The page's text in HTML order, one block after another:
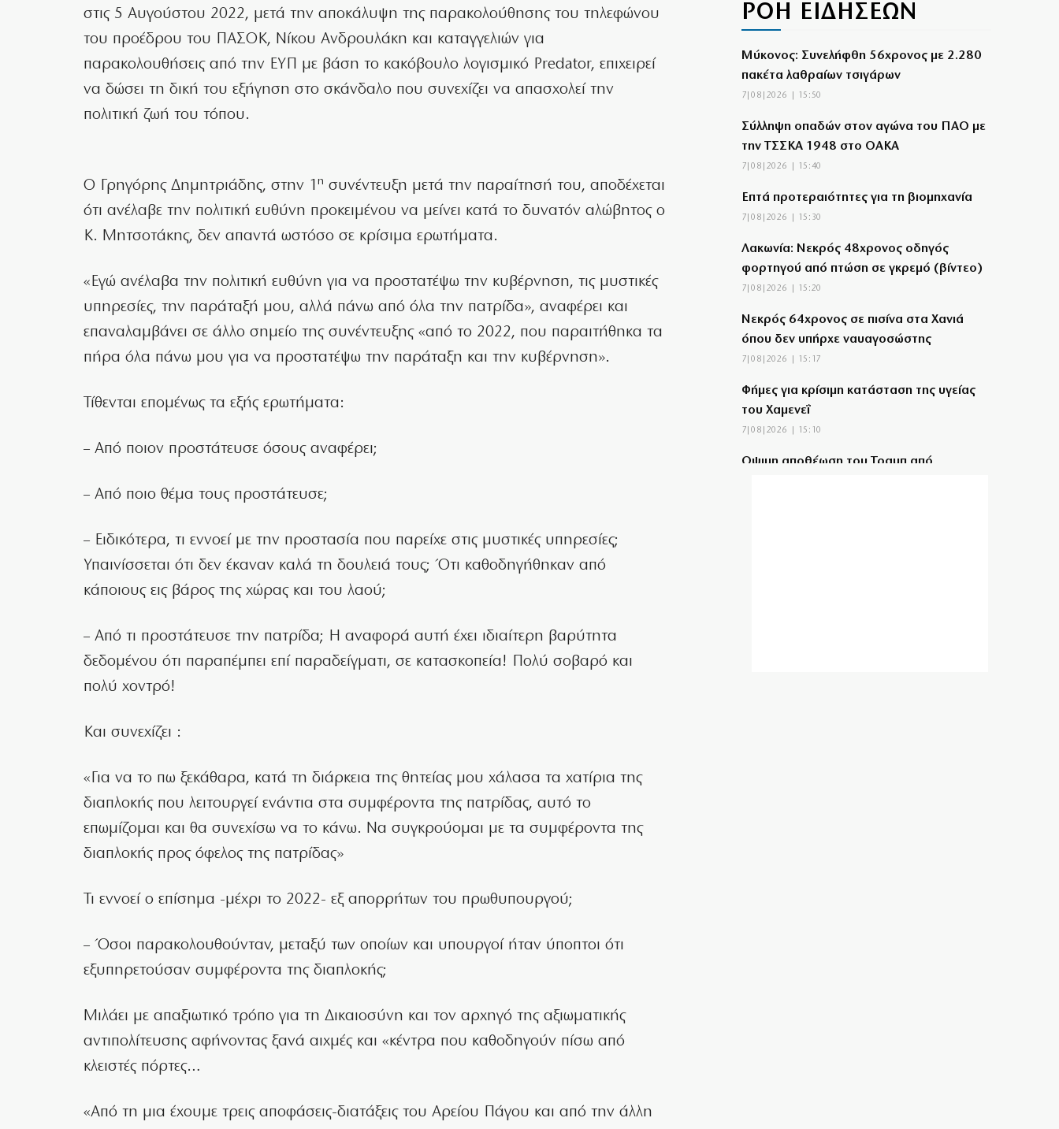
στις 5 Αυγούστου 2022, μετά την αποκάλυψη της παρακολούθησης του τηλεφώνου
του προέδρου του ΠΑΣΟΚ, Νίκου Ανδρουλάκη και καταγγελιών για
παρακολουθήσεις από την ΕΥΠ με βάση το κακόβουλο λογισμικό Predator, επιχειρεί
να δώσει τη δική του εξήγηση στο σκάνδαλο που συνεχίζει να απασχολεί την
πολιτική ζωή του τόπου.
Ο Γρηγόρης Δημητριάδης, στην 1 η συνέντευξη μετά την παραίτησή του, αποδέχεται
ότι ανέλαβε την πολιτική ευθύνη προκειμένου να μείνει κατά το δυνατόν αλώβητος ο
Κ. Μητσοτάκης, δεν απαντά ωστόσο σε κρίσιμα ερωτήματα.
«Εγώ ανέλαβα την πολιτική ευθύνη για να προστατέψω την κυβέρνηση, τις μυστικές
υπηρεσίες, την παράταξή μου, αλλά πάνω από όλα την πατρίδα», αναφέρει και
επαναλαμβάνει σε άλλο σημείο της συνέντευξης «από το 2022, που παραιτήθηκα τα
πήρα όλα πάνω μου για να προστατέψω την παράταξη και την κυβέρνηση».
Τίθενται επομένως τα εξής ερωτήματα:
– Από ποιον προστάτευσε όσους αναφέρει;
– Από ποιο θέμα τους προστάτευσε;
– Ειδικότερα, τι εννοεί με την προστασία που παρείχε στις μυστικές υπηρεσίες;
Υπαινίσσεται ότι δεν έκαναν καλά τη δουλειά τους; Ότι καθοδηγήθηκαν από
κάποιους εις βάρος της χώρας και του λαού;
– Από τι προστάτευσε την πατρίδα; Η αναφορά αυτή έχει ιδιαίτερη βαρύτητα
δεδομένου ότι παραπέμπει επί παραδείγματι, σε κατασκοπεία! Πολύ σοβαρό και
πολύ χοντρό!
Και συνεχίζει :
«Για να το πω ξεκάθαρα, κατά τη διάρκεια της θητείας μου χάλασα τα χατίρια της
διαπλοκής που λειτουργεί ενάντια στα συμφέροντα της πατρίδας, αυτό το
επωμίζομαι και θα συνεχίσω να το κάνω. Να συγκρούομαι με τα συμφέροντα της
διαπλοκής προς όφελος της πατρίδας»
Τι εννοεί ο επίσημα -μέχρι το 2022- εξ απορρήτων του πρωθυπουργού;
– Όσοι παρακολουθούνταν, μεταξύ των οποίων και υπουργοί ήταν ύποπτοι ότι
εξυπηρετούσαν συμφέροντα της διαπλοκής;
Μιλάει με απαξιωτικό τρόπο για τη Δικαιοσύνη και τον αρχηγό της αξιωματικής
αντιπολίτευσης αφήνοντας ξανά αιχμές και «κέντρα που καθοδηγούν πίσω από
κλειστές πόρτες…
«Από τη μια έχουμε τρεις αποφάσεις-διατάξεις του Αρείου Πάγου και από την άλλη
ΡΟΗ ΕΙΔΗΣΕΩΝ
Μύκονος: Συνελήφθη 56χρονος με 2.280
πακέτα λαθραίων τσιγάρων
7|08|2026 | 15:50
Σύλληψη οπαδών στον αγώνα του ΠΑΟ με
την ΤΣΣΚΑ 1948 στο ΟΑΚΑ
7|08|2026 | 15:40
Επτά προτεραιότητες για τη βιομηχανία
7|08|2026 | 15:30
Λακωνία: Νεκρός 48χρονος οδηγός
φορτηγού από πτώση σε γκρεμό (βίντεο)
7|08|2026 | 15:20
Νεκρός 64χρονος σε πισίνα στα Χανιά
όπου δεν υπήρχε ναυαγοσώστης
7|08|2026 | 15:17
Φήμες για κρίσιμη κατάσταση της υγείας
του Χαμενεΐ
7|08|2026 | 15:10
Οψιμη αποθέωση του Τραμπ από